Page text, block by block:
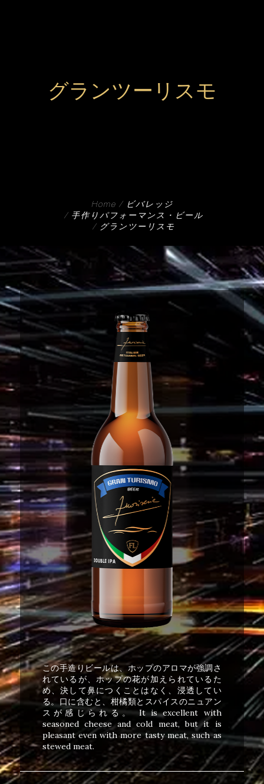
グランツーリスモ
Home
ビバレッジ
手作りパフォーマンス・ビール
グランツーリスモ
この手造りビールは、ホップのアロマが強調さ
れているが、ホップの花が加えられているた
め、決して鼻につくことはなく、浸透してい
る。口に含むと、柑橘類とスパイスのニュアン
スが感じられる。 It is excellent with
seasoned cheese and cold meat, but it is
pleasant even with more tasty meat, such as
stewed meat.